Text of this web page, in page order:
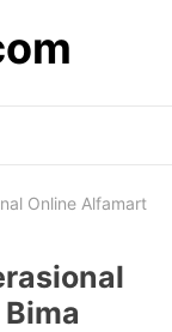
Online Alfamart